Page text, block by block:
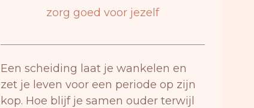
zorg goed voor jezelf
Een scheiding laat je wankelen en
zet je leven voor een periode op zijn
kop. Hoe blijf je samen ouder terwijl